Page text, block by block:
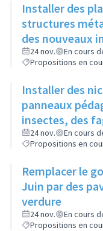
Installer des
structures
des nouveaux
24 nov.
En cours
Propositions en
Installer des
panneaux
insectes, des
pour stimuler
Château à la
24 nov.
En cours
Propositions en
Remplacer le
Juin par des
verdure
24 nov.
En cours
Propositions en